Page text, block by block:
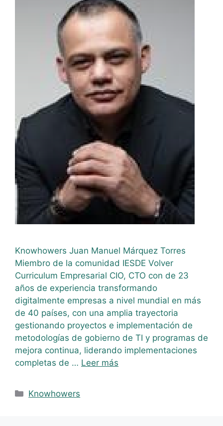
Knowhowers Juan Manuel Márquez Torres
Miembro de la comunidad IESDE Volver
Curriculum Empresarial CIO, CTO con de 23
años de experiencia transformando
digitalmente empresas a nivel mundial en más
de 40 países, con una amplia trayectoria
gestionando proyectos e implementación de
metodologías de gobierno de TI y programas de
mejora continua, liderando implementaciones
completas de … Leer más
Knowhowers